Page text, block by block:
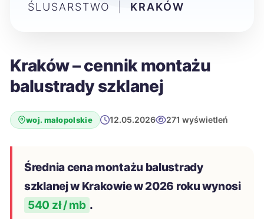
Kraków – cennik montażu
balustrady szklanej
woj. małopolskie 12.05.2026 271 wyświetleń
Średnia cena montażu balustrady
szklanej w Krakowie w 2026 roku wynosi
540 zł / mb .
ŚLUSARSTWO
KRAKÓW